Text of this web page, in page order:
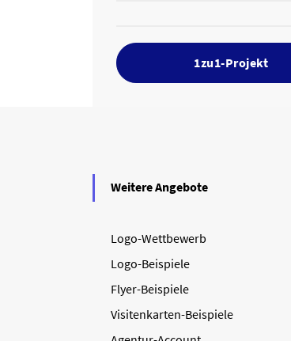
1zu1-Projekt
Weitere Angebote
Logo-Wettbewerb
Logo-Beispiele
Flyer-Beispiele
Visitenkarten-Beispiele